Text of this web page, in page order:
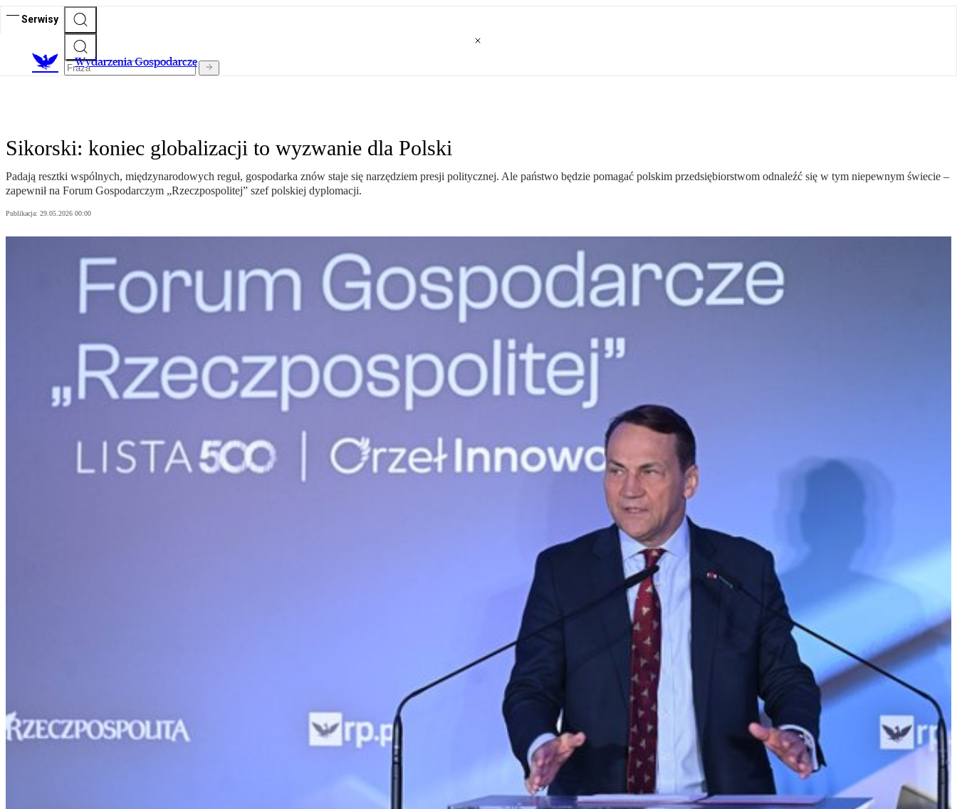
Serwisy
Wydarzenia Gospodarcze
Sikorski: koniec globalizacji to wyzwanie dla Polski
Padają resztki wspólnych, międzynarodowych reguł, gospodarka znów staje się narzędziem presji politycznej. Ale państwo będzie pomagać polskim przedsiębiorstwom odnaleźć się w tym niepewnym świecie –
zapewnił na Forum Gospodarczym „Rzeczpospolitej” szef polskiej dyplomacji.
Publikacja: 29.05.2026 00:00